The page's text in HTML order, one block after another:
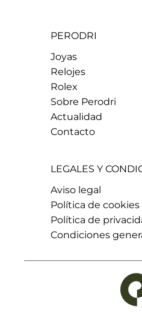
PERODRI
Joyas
Relojes
Rolex
Sobre Perodri
Actualidad
Contacto
LEGALES Y
Aviso legal
Política de cookies
Política de
Condiciones